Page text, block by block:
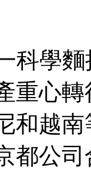
科學
重心
和越
都公